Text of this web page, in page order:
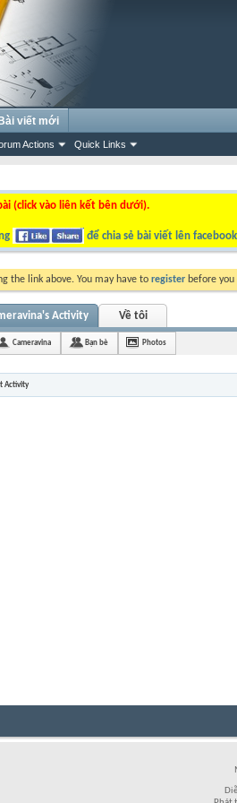
Actions Quick Links
Bài viết mới
(click vào liên kết bên dưới).
để chia sẻ bài viết lên facebook
the link above. You may have to register before
Activity Về tôi
Cameravina Bạn bè Photos
Activity